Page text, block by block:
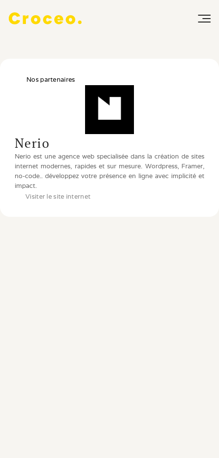
Nos partenaires
Nerio
Nerio est une agence web specialisée dans la création de sites
internet modernes, rapides et sur mesure. Wordpress, Framer,
no-code.. développez votre présence en ligne avec implicité et
impact.
Visiter le site internet